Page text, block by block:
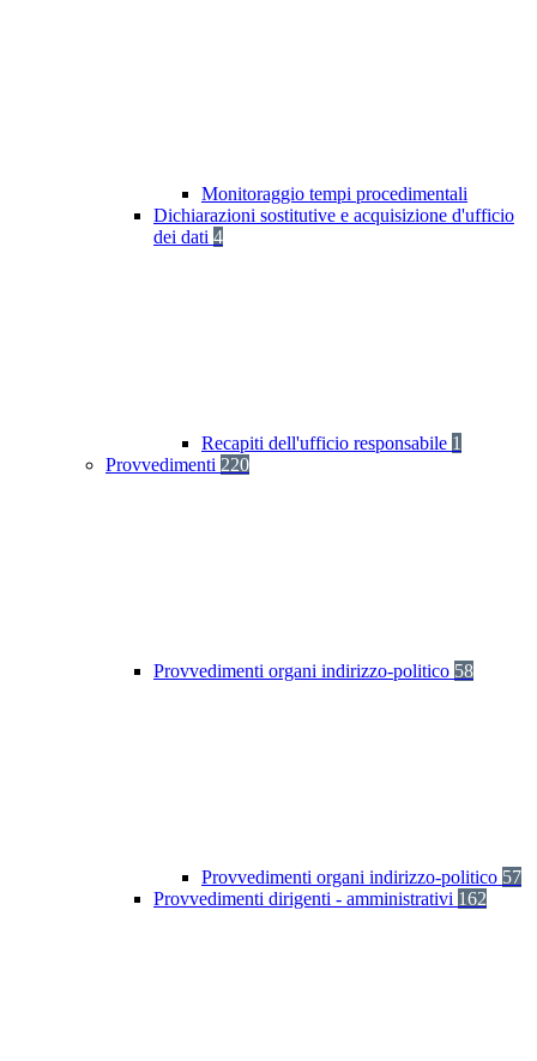
Monitoraggio tempi procedimentali
Dichiarazioni sostitutive e acquisizione d'ufficio
dei dati 4
Recapiti dell'ufficio responsabile 1
Provvedimenti 220
Provvedimenti organi indirizzo-politico 58
Provvedimenti organi indirizzo-politico 57
Provvedimenti dirigenti - amministrativi 162